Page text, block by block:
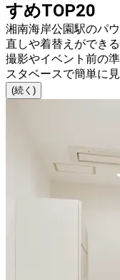
すめTOP20
湘南海岸公園駅のパ
直しや着替えができ
撮影やイベント前の
スタベースで簡単に
(続く)